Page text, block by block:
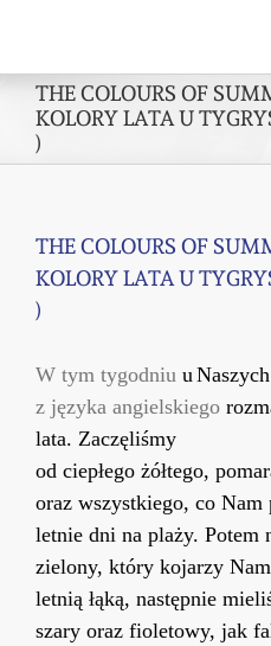
THE COLOURS OF
KOLORY LATA U
)
THE COLOURS OF
KOLORY LATA U
)
W tym tygodniu uNaszych
z języka angielskiego
lata. Zaczęliśmy
od ciepłego żółtego,
oraz wszystkiego, co Nam
letnie dni na plaży. Potem
zielony, który kojarzy
letnią łąką, następnie
szary oraz fioletowy, jak